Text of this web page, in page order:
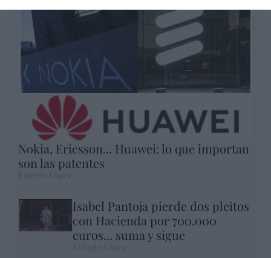
Nokia, Ericsson... Huawei: lo que importan
son las patentes
Isabel Pantoja pierde dos pleitos
con Hacienda por 700.000
euros... suma y sigue